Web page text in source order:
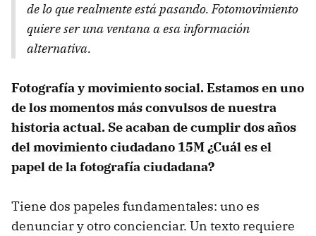
de lo que realmente está pasando. Fotomovimiento
quiere ser una ventana a esa información
alternativa.
Fotografía y movimiento social. Estamos en uno
de los momentos más convulsos de nuestra
historia actual. Se acaban de cumplir dos años
del movimiento ciudadano 15M ¿Cuál es el
papel de la fotografía ciudadana?
Tiene dos papeles fundamentales: uno es
denunciar y otro concienciar. Un texto requiere